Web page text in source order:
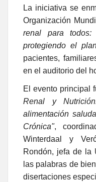
La iniciativa se
Organización
renal para
protegiendo el
pacientes,
en el auditorio del
El evento principal
Renal y
alimentación
Crónica",
Winterdaal y
Rondón, jefa de la
las palabras de
disertaciones